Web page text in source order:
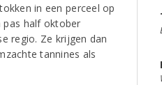
in een perceel op
pas half oktober
regio. Ze krijgen dan
tannines als